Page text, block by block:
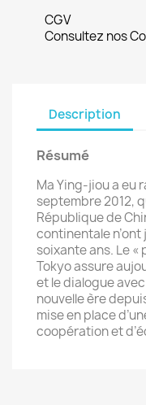
CGV
Consultez nos
Description
Résumé
Ma Ying-jiou a eu
septembre 2012,
République de
continentale
soixante ans. Le
Tokyo assure
et le dialogue
nouvelle ère
mise en place
coopération et